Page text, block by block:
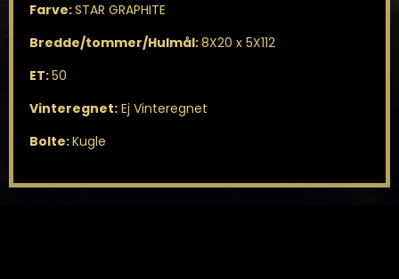
Farve:STAR GRAPHITE
Bredde/tommer/Hulmål:8X20 x 5X112
ET:50
Vinteregnet:Ej Vinteregnet
Bolte:Kugle